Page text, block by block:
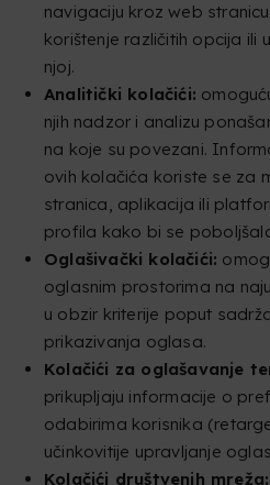
navigaciju kroz web
korištenje različitih opcija ili
njoj.
Analitički kolačići:
njih nadzor i analizu
na koje su povezani.
ovih kolačića koriste se za
stranica, aplikacija ili
profila kako bi se
Oglašivački kolačići:
oglasnim prostorima na
u obzir kriterije poput
prikazivanja oglasa.
Kolačići za oglašavanje
prikupljaju informacije o
odabirima korisnika
učinkovitije upravljanje
Kolačići društvenih mreža: